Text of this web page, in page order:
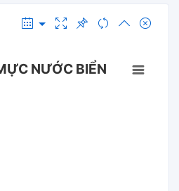
NƯỚC BIỂN